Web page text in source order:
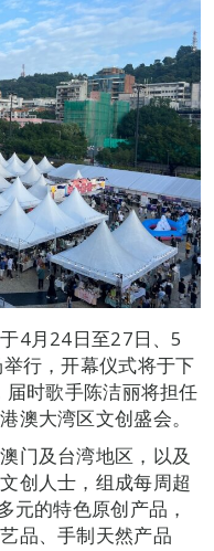
4月24日至27日、5
行，开幕仪式将于下
时歌手陈洁丽将担任
澳大湾区文创盛会。
门及台湾地区，以及
创人士，组成每周超
元的特色原创产品，
品、手制天然产品